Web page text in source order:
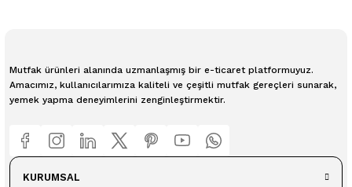
Mutfak ürünleri alanında uzmanlaşmış bir e-ticaret platformuyuz.
Amacımız, kullanıcılarımıza kaliteli ve çeşitli mutfak gereçleri sunarak,
yemek yapma deneyimlerini zenginleştirmektir.
KURUMSAL